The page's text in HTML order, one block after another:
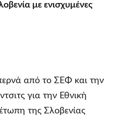
με ενισχυμένες
από το ΣΕΦ και την
για την Εθνική
της Σλοβενίας